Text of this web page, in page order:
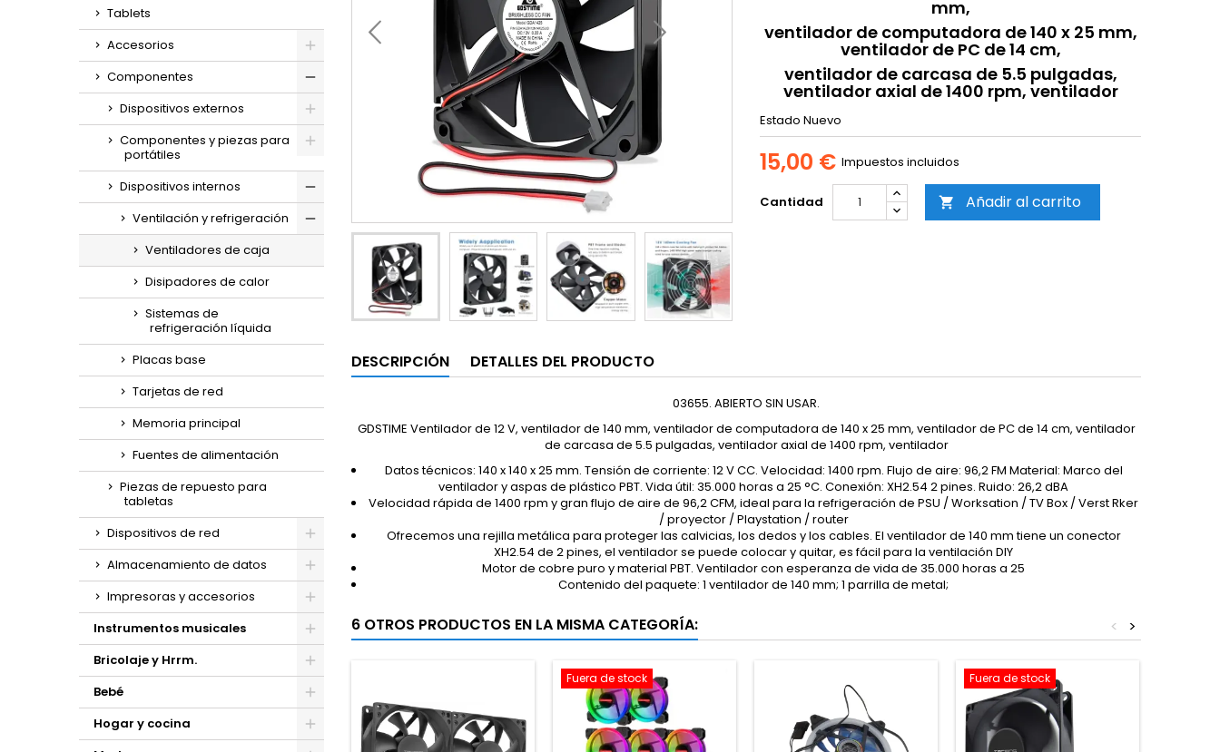
Tablets
Accesorios
Componentes
Dispositivos externos
Componentes y piezas para
portátiles
Dispositivos internos
Ventilación y refrigeración
Ventiladores de caja
Disipadores de calor
Sistemas de
refrigeración líquida
Placas base
Tarjetas de red
Memoria principal
Fuentes de alimentación
Piezas de repuesto para
tabletas
Dispositivos de red
Almacenamiento de datos
Impresoras y accesorios
Instrumentos musicales
Bricolaje y Hrrm.
Bebé
Hogar y cocina
mm,
ventilador de computadora de 140 x 25 mm,
ventilador de PC de 14 cm,
ventilador de carcasa de 5.5 pulgadas,
ventilador axial de 1400 rpm, ventilador
Estado Nuevo
15,00 € Impuestos incluidos
Cantidad  Añadir al carrito
DESCRIPCIÓN DETALLES DEL PRODUCTO
03655. ABIERTO SIN USAR.
GDSTIME Ventilador de 12 V, ventilador de 140 mm, ventilador de computadora de 140 x 25 mm, ventilador de PC de 14 cm, ventilador
de carcasa de 5.5 pulgadas, ventilador axial de 1400 rpm, ventilador
Datos técnicos: 140 x 140 x 25 mm. Tensión de corriente: 12 V CC. Velocidad: 1400 rpm. Flujo de aire: 96,2 FM Material: Marco del
ventilador y aspas de plástico PBT. Vida útil: 35.000 horas a 25 °C. Conexión: XH2.54 2 pines. Ruido: 26,2 dBA
Velocidad rápida de 1400 rpm y gran flujo de aire de 96,2 CFM, ideal para la refrigeración de PSU / Worksation / TV Box / Verst Rker
/ proyector / Playstation / router
Ofrecemos una rejilla metálica para proteger las calvicias, los dedos y los cables. El ventilador de 140 mm tiene un conector
XH2.54 de 2 pines, el ventilador se puede colocar y quitar, es fácil para la ventilación DIY
Motor de cobre puro y material PBT. Ventilador con esperanza de vida de 35.000 horas a 25
Contenido del paquete: 1 ventilador de 140 mm; 1 parrilla de metal;
6 OTROS PRODUCTOS EN LA MISMA CATEGORÍA: >
<
Fuera de stock Fuera de stock